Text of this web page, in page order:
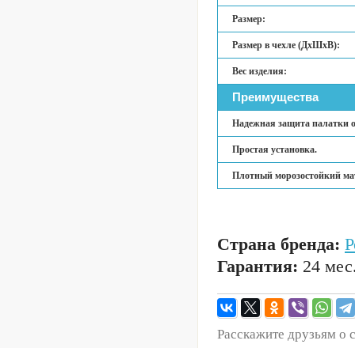
Размер:
Размер в чехле (ДхШхВ):
Вес изделия:
Преимущества
Надежная защита палатки
Простая установка.
Плотный морозостойкий
Страна бренда:
Гарантия: 24
Расскажите друзьям о